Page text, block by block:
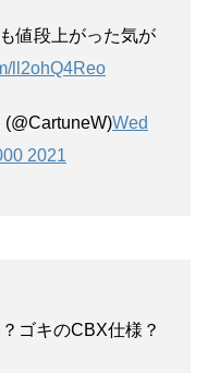
値段上がった気が
ll2ohQ4Reo
Wed
2021
ゴキのCBX仕様？